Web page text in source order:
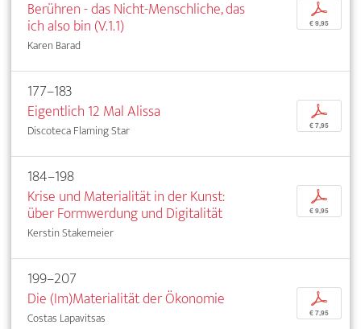
Berühren - das Nicht-Menschliche, das
ich also bin (V.1.1)
Karen Barad
p
€ 9,95
177–183
Eigentlich 12 Mal Alissa
Discoteca Flaming Star
p
€ 7,95
184–198
Krise und Materialität in der Kunst:
über Formwerdung und Digitalität
Kerstin Stakemeier
p
€ 9,95
199–207
Die (Im)Materialität der Ökonomie
Costas Lapavitsas
p
€ 7,95